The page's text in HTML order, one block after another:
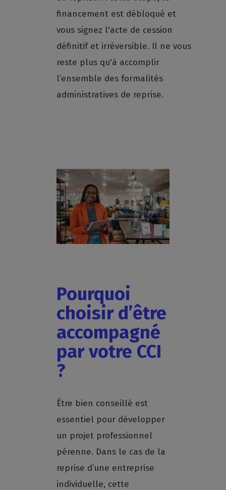
financement est débloqué et
vous signez l'acte de cession
définitif et irréversible. Il ne vous
reste plus qu'à accomplir
l’ensemble des formalités
administratives de reprise.
Pourquoi
choisir d’être
accompagné
par votre CCI
?
Être bien conseillé est
essentiel pour développer
un projet professionnel
pérenne. Dans le cas de la
reprise d’une entreprise
individuelle, cette